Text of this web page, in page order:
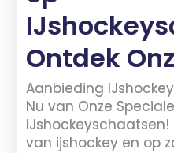
Ontdek
Aanbieding
Nu van Onze
van ijshockey en op